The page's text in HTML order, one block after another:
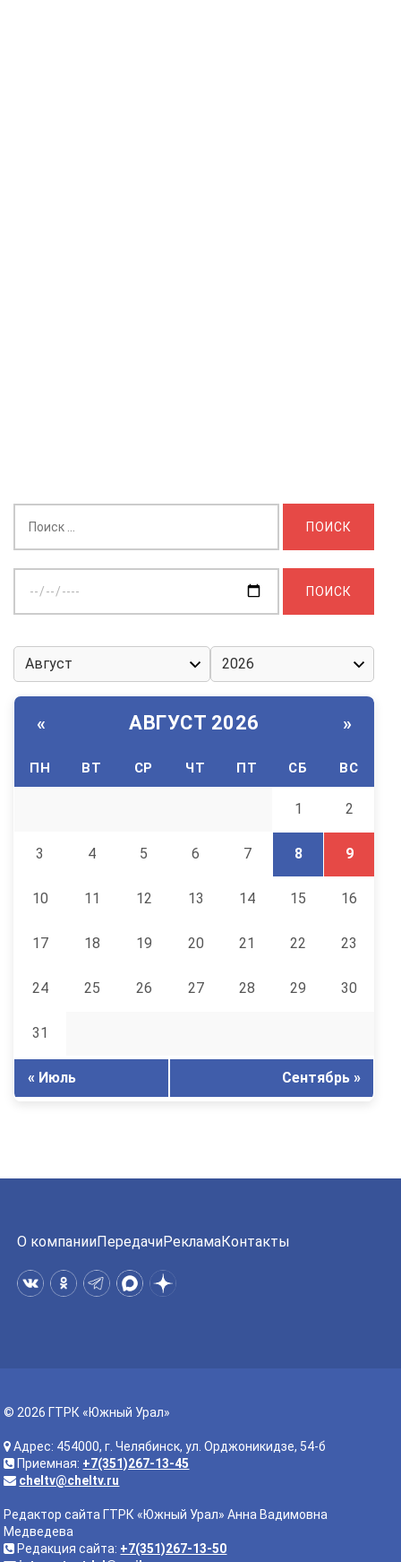
дату:
« АВГУСТ 2026 »
ПН ВТ СР ЧТ ПТ СБ ВС
1 2
3 4 5 6 7 8 9
10 11 12 13 14 15 16
17 18 19 20 21 22 23
24 25 26 27 28 29 30
31
« Июль Сентябрь »
О компанииПередачиРекламаКонтакты
© 2026 ГТРК «Южный Урал»
Адрес: 454000, г. Челябинск, ул. Орджоникидзе, 54-б
Приемная: +7(351)267-13-45
cheltv@cheltv.ru
Редактор сайта ГТРК «Южный Урал» Анна Вадимовна
Медведева
Редакция сайта: +7(351)267-13-50